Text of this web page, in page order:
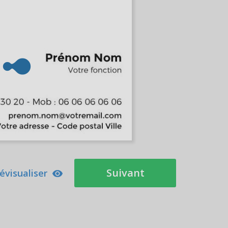
Suivant